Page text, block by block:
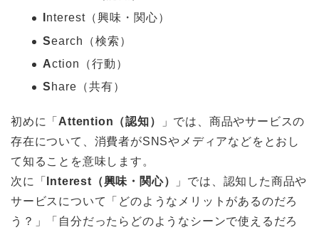
nterest（興味・関心）
Search（検索）
Action（行動）
S hare（共有）
初めに「 Attention（認知）
」では、商品やサービスの
存在について、消費者がSNSやメディアなどをとおし
て知ることを意味します。
次に「
Interest（興味・関心）
」では、認知した商品や
サービスについて「どのようなメリットがあるのだろ
う？」「自分だったらどのようなシーンで使えるだろ